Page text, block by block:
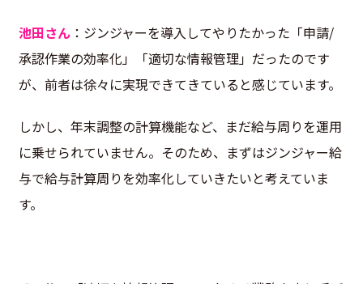
池田さん ：ジンジャーを導入してやりたかった「申請/
承認作業の効率化」「適切な情報管理」だったのです
が、前者は徐々に実現できてきていると感じています。
しかし、年末調整の計算機能など、まだ給与周りを運用
に乗せられていません。そのため、まずはジンジャー給
与で給与計算周りを効率化していきたいと考えていま
す。